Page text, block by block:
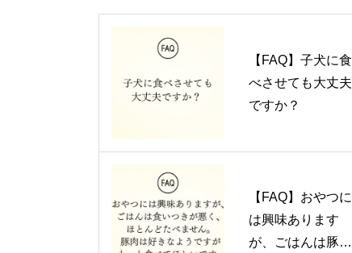
【FAQ】子犬に食
べさせても大丈夫
ですか？
【FAQ】おやつに
は興味あります
が、ごはんは豚肉